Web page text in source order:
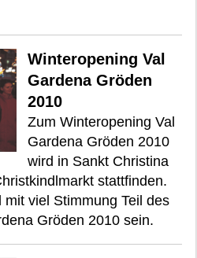
Winteropening Val
Gardena Gröden
2010
Zum Winteropening Val
Gardena Gröden 2010
wird in Sankt Christina
stattfinden.
viel Stimmung Teil des
Gröden 2010 sein.